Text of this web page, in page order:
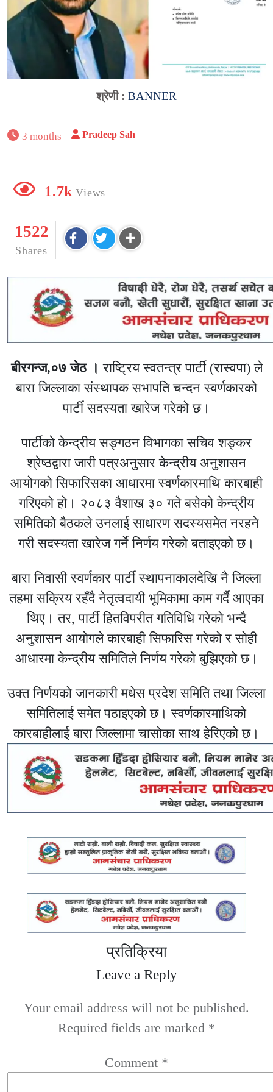
श्रेणी : BANNER
3 months Pradeep Sah
1.7k Views
1522
Shares
बीरगन्ज,०७ जेठ । राष्ट्रिय स्वतन्त्र पार्टी (रास्वपा) ले
बारा जिल्लाका संस्थापक सभापति चन्दन स्वर्णकारको
पार्टी सदस्यता खारेज गरेको छ।
पार्टीको केन्द्रीय सङ्गठन विभागका सचिव शङ्कर
श्रेष्ठद्वारा जारी पत्रअनुसार केन्द्रीय अनुशासन
आयोगको सिफारिसका आधारमा स्वर्णकारमाथि कारबाही
गरिएको हो। २०८३ वैशाख ३० गते बसेको केन्द्रीय
समितिको बैठकले उनलाई साधारण सदस्यसमेत नरहने
गरी सदस्यता खारेज गर्ने निर्णय गरेको बताइएको छ।
बारा निवासी स्वर्णकार पार्टी स्थापनाकालदेखि नै जिल्ला
तहमा सक्रिय रहँदै नेतृत्वदायी भूमिकामा काम गर्दै आएका
थिए। तर, पार्टी हितविपरीत गतिविधि गरेको भन्दै
अनुशासन आयोगले कारबाही सिफारिस गरेको र सोही
आधारमा केन्द्रीय समितिले निर्णय गरेको बुझिएको छ।
उक्त निर्णयको जानकारी मधेस प्रदेश समिति तथा जिल्ला
समितिलाई समेत पठाइएको छ। स्वर्णकारमाथिको
कारबाहीलाई बारा जिल्लामा चासोका साथ हेरिएको छ।
प्रतिक्रिया
Leave a Reply
Your email address will not be published.
Required fields are marked *
Comment *